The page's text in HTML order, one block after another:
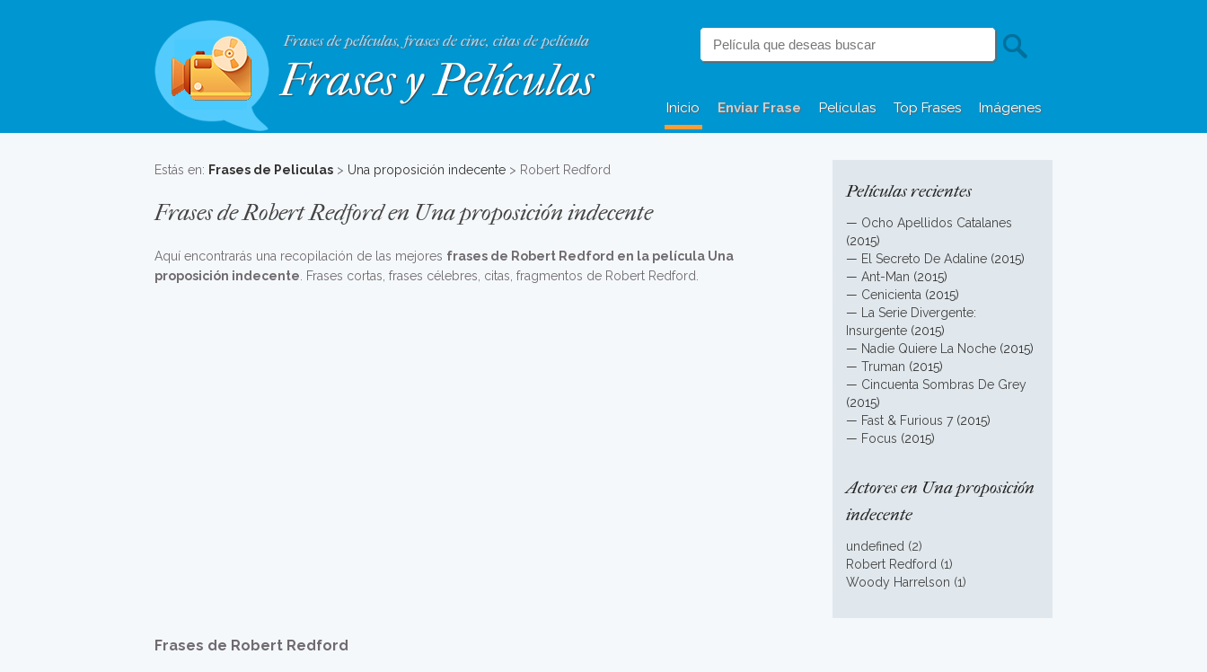
Frases de películas, frases de cine, citas de película
Frases y Películas
Inicio Enviar Frase Películas Top Frases Imágenes
Estás en: Frases de Peliculas > Una proposición indecente > Robert Redford
Frases de Robert Redford en Una proposición indecente
Aquí encontrarás una recopilación de las mejores frases de Robert Redford en la película Una
proposición indecente . Frases cortas, frases célebres, citas, fragmentos de Robert Redford.
Frases de Robert Redford
Películas recientes
— Ocho Apellidos Catalanes
(2015)
— El Secreto De Adaline (2015)
— Ant-Man (2015)
— Cenicienta (2015)
—
La Serie Divergente:
Insurgente (2015)
— Nadie Quiere La Noche (2015)
— Truman (2015)
— Cincuenta Sombras De Grey
(2015)
— Fast & Furious 7 (2015)
— Focus (2015)
Actores en Una proposición
indecente
undefined (2)
Robert Redford (1)
Woody Harrelson (1)